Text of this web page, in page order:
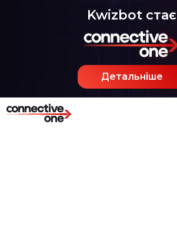
Kwizbot стає
Детальніше